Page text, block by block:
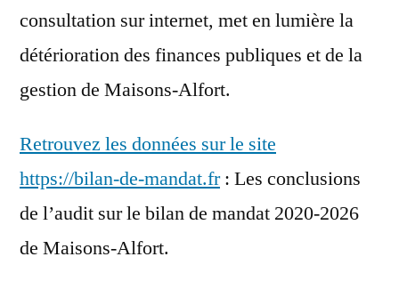
consultation sur internet, met en lumière la
détérioration des finances publiques et de la
gestion de Maisons-Alfort.
Retrouvez les données sur le site
https://bilan-de-mandat.fr: Les conclusions
de l’audit sur le bilan de mandat 2020-2026
de Maisons-Alfort.